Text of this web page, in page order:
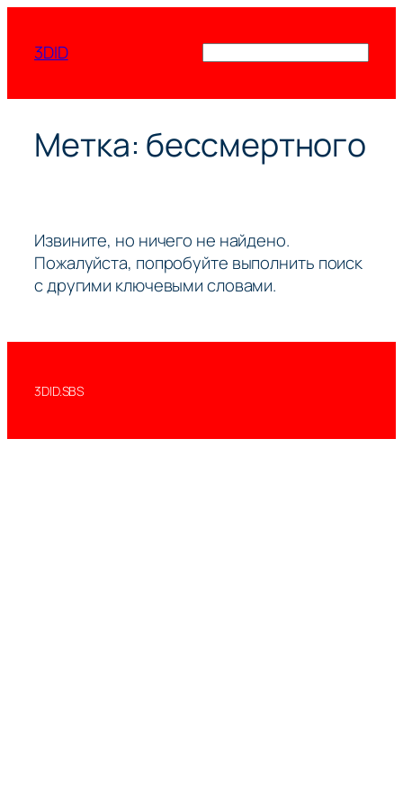
содержимому
3DID
Метка: бессмертного
Извините, но ничего не найдено.
Пожалуйста, попробуйте выполнить поиск
с другими ключевыми словами.
3DID.SBS